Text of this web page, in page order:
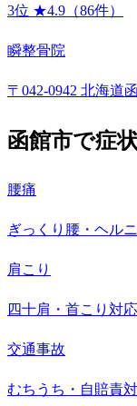
3位 ★4.9（86件）
瞬整骨院
〒042-0942 北海道
函館市で症
腰痛
ぎっくり腰・ヘル
肩こり
四十肩・首こり対応
交通事故
むちうち・自賠責